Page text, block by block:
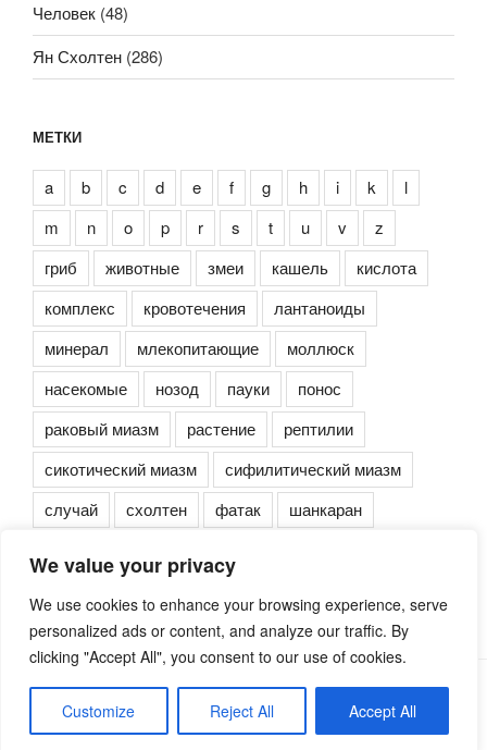
We value your privacy
We use cookies to enhance your browsing experience, serve
personalized ads or content, and analyze our traffic. By
clicking "Accept All", you consent to our use of cookies.
Customize Reject All Accept All
Человек (48)
Ян Схолтен (286)
МЕТКИ
a b c d e f g h i k
l
m
n o p r s t u v
z
гриб
животные змеи кашель
кислота
комплекс
кровотечения
лантаноиды
минерал
млекопитающие
моллюск
насекомые
нозод пауки
понос
раковый миазм
растение
рептилии
сикотический миазм
сифилитический миазм
случай
схолтен фатак шанкаран
Сайт работает на WordPress